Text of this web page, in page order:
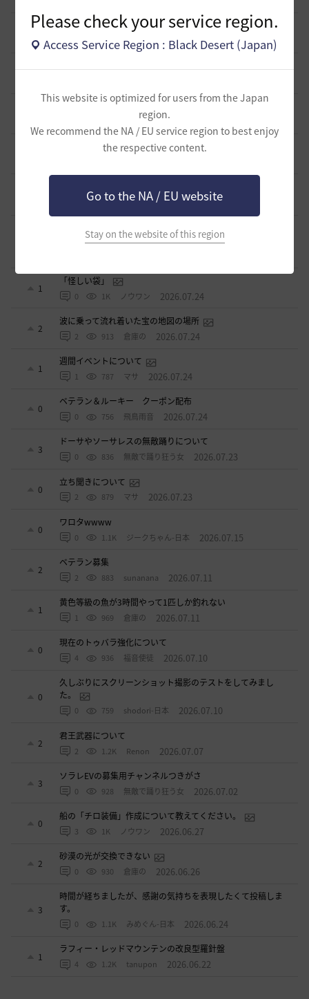
Please check your service region.
Access Service Region : Black Desert (Japan)
This website is optimized for users from the Japan
region.
We recommend the NA / EU service region to best enjoy
the respective content.
Go to the NA / EU website
Stay on the website of this region
そんなこと知ってらぁ…なこと？
0 285 ノウワン 1 日前
0
取引所の購入の仕方について
歩くマシュマロ-日本
エマ・バルタリの記録日誌 9～12章について
966 黒い砂漠 7 日前
【ギルド名声】2026ハイデル宴会スクショ【どうなる？】
（2026年ギルド名声アプデリンク追記）
1
「怪しい袋」
0 1K ノウワン 2026.07.24
2
波に乗って流れ着いた宝の地図の場所
2 913 倉庫の 2026.07.24
1
週間イベントについて
1 787 マサ 2026.07.24
0
ベテラン＆ルーキー クーポン配布
0 756 飛鳥雨音 2026.07.24
3
ドーサやソーサレスの無敵踊りについて
0 836 無敵で踊り狂う女 2026.07.23
0
立ち聞きについて
2 879 マサ 2026.07.23
0
ワロタwwww
0 1.1K ジークちゃん-日本 2026.07.15
2
ベテラン募集
2 883 sunanana 2026.07.11
1
黄色等級の魚が3時間やって1匹しか釣れない
1 969 倉庫の 2026.07.11
0
現在のトゥバラ強化について
4 936 福音使徒 2026.07.10
0
久しぶりにスクリーンショット撮影のテストをしてみまし
た。
0 759 shodori-日本 2026.07.10
2
君王武器について
2 1.2K Renon 2026.07.07
3
ソラレEVの募集用チャンネルつきがさ
0 928 無敵で踊り狂う女 2026.07.02
0
船の「チロ装備」作成について教えてください。
3 1K ノウワン 2026.06.27
2
砂漠の光が交換できない
0 930 倉庫の 2026.06.26
3
時間が経ちましたが、感謝の気持ちを表現したくて投稿しま
す。
0 1.1K みめぐん-日本 2026.06.24
1
ラフィー・レッドマウンテンの改良型羅針盤
4 1.2K tanupon 2026.06.22